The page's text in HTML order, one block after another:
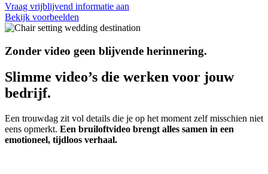
Vraag vrijblijvend informatie aan
Bekijk voorbeelden
Zonder video geen blijvende herinnering.
Slimme video’s die werken voor jouw
bedrijf.
Een trouwdag zit vol details die je op het moment zelf misschien niet
eens opmerkt. Een bruiloftvideo brengt alles samen in een
emotioneel, tijdloos verhaal.